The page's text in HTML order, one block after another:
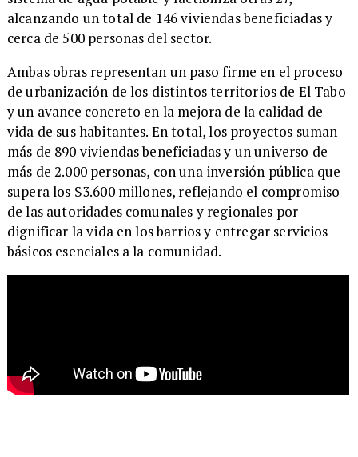
alcanzando un total de 146 viviendas beneficiadas y
cerca de 500 personas del sector.
​Ambas obras representan un paso firme en el proceso
de urbanización de los distintos territorios de El Tabo
y un avance concreto en la mejora de la calidad de
vida de sus habitantes. En total, los proyectos suman
más de 890 viviendas beneficiadas y un universo de
más de 2.000 personas, con una inversión pública que
supera los $3.600 millones, reflejando el compromiso
de las autoridades comunales y regionales por
dignificar la vida en los barrios y entregar servicios
básicos esenciales a la comunidad.